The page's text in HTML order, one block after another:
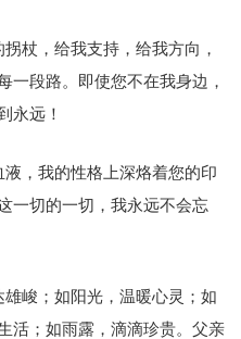
杖，给我支持，给我方向，
一段路。即使您不在我身边，
永远！
，我的性格上深烙着您的印
一切的一切，我永远不会忘
峻；如阳光，温暖心灵；如
活；如雨露，滴滴珍贵。父亲